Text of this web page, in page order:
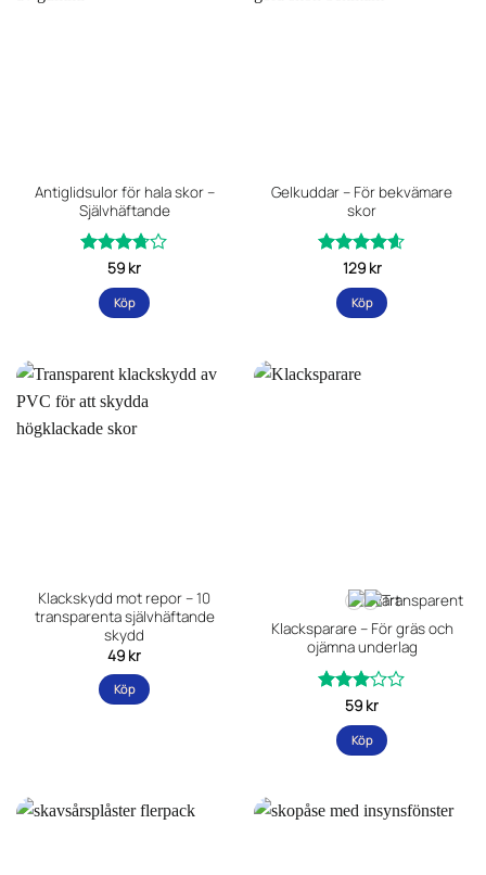
Antiglidsulor för hala skor –
Självhäftande
Betygsatt
3.69av
59 kr
Köp
Gelkuddar – För bekvämare
skor
Betygsatt
4.54av
129 kr
Köp
Klackskydd mot repor – 10
transparenta självhäftande
skydd
49 kr
Köp
Klacksparare – För gräs och
ojämna underlag
Betygsatt
av
59 kr
Köp
produkten